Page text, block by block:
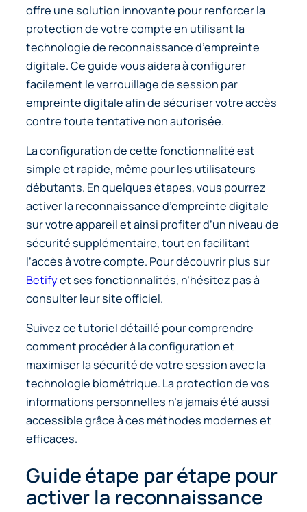
offre une solution innovante pour renforcer la
protection de votre compte en utilisant la
technologie de reconnaissance d’empreinte
digitale. Ce guide vous aidera à configurer
facilement le verrouillage de session par
empreinte digitale afin de sécuriser votre accès
contre toute tentative non autorisée.
La configuration de cette fonctionnalité est
simple et rapide, même pour les utilisateurs
débutants. En quelques étapes, vous pourrez
activer la reconnaissance d’empreinte digitale
sur votre appareil et ainsi profiter d’un niveau de
sécurité supplémentaire, tout en facilitant
l’accès à votre compte. Pour découvrir plus sur
Betifyet ses fonctionnalités, n’hésitez pas à
consulter leur site officiel.
Suivez ce tutoriel détaillé pour comprendre
comment procéder à la configuration et
maximiser la sécurité de votre session avec la
technologie biométrique. La protection de vos
informations personnelles n’a jamais été aussi
accessible grâce à ces méthodes modernes et
efficaces.
Guide étape par étape pour
activer la reconnaissance